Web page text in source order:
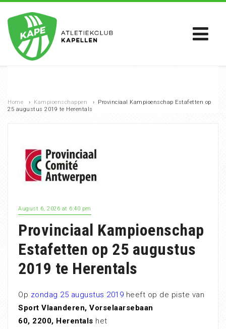
Home › Kampioenschappen › Provinciaal Kampioenschap Estafetten op
25 augustus 2019 te Herentals
August 6, 2026 at 6:40 pm
Provinciaal Kampioenschap
Estafetten op 25 augustus
2019 te Herentals
Op zondag 25 augustus 2019 heeft op de piste van
Sport Vlaanderen, Vorselaarsebaan
60, 2200, Herentals het